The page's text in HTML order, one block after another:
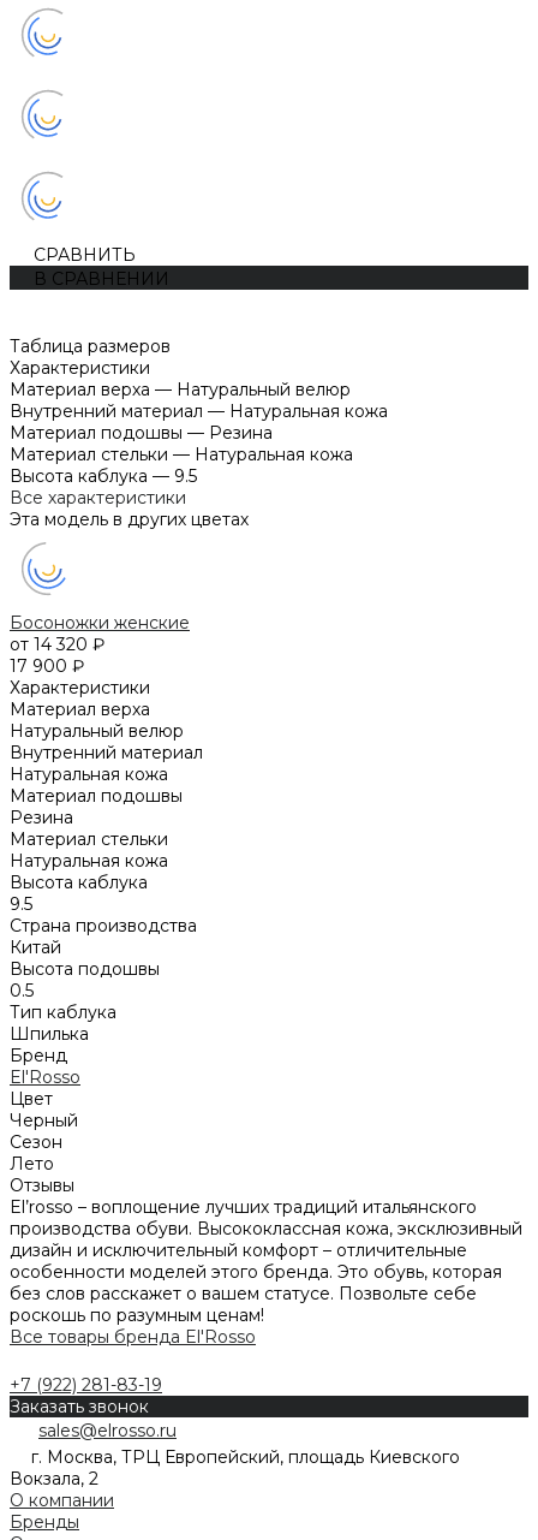
СРАВНИТЬ
В СРАВНЕНИИ
Таблица размеров
Характеристики
Материал верха — Натуральный велюр
Внутренний материал — Натуральная кожа
Материал подошвы — Резина
Материал стельки — Натуральная кожа
Высота каблука — 9.5
Все характеристики
Эта модель в других цветах
Босоножки женские
от 14 320 ₽
17 900 ₽
Характеристики
Материал верха
Натуральный велюр
Внутренний материал
Натуральная кожа
Материал подошвы
Резина
Материал стельки
Натуральная кожа
Высота каблука
9.5
Страна производства
Китай
Высота подошвы
0.5
Тип каблука
Шпилька
Бренд
El'Rosso
Цвет
Черный
Сезон
Лето
Отзывы
El’rosso – воплощение лучших традиций итальянского
производства обуви. Высококлассная кожа, эксклюзивный
дизайн и исключительный комфорт – отличительные
особенности моделей этого бренда. Это обувь, которая
без слов расскажет о вашем статусе. Позвольте себе
роскошь по разумным ценам!
Все товары бренда El'Rosso
+7 (922) 281-83-19
Заказать звонок
sales@elrosso.ru
г. Москва, ТРЦ Европейский, площадь Киевского
Вокзала, 2
О компании
Бренды